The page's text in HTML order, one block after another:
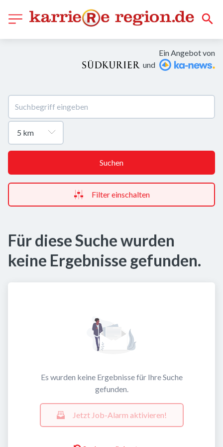
Ein Angebot von
und
Suchen
Filter einschalten
Für diese Suche wurden
keine Ergebnisse gefunden.
Es wurden keine Ergebnisse für Ihre Suche
gefunden.
Jetzt Job-Alarm aktivieren!